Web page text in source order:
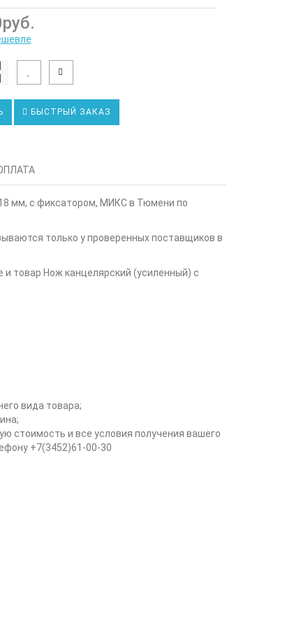
БЫСТРЫЙ ЗАКАЗ
мм, с фиксатором, МИКС в Тюмени по
только у проверенных поставщиков в
товар Нож канцелярский (усиленный) с
вида товара;
стоимость и все условия получения вашего
+7(3452)61-00-30